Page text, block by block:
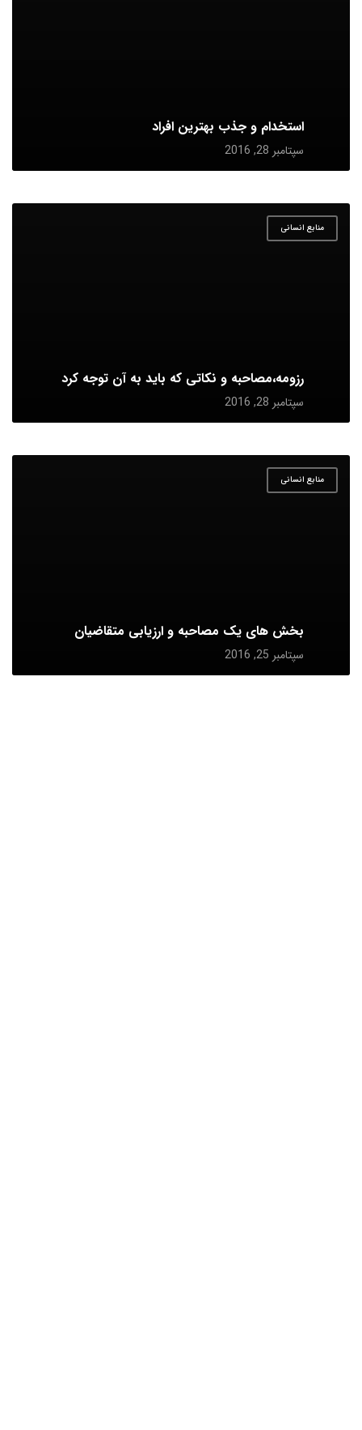
استخدام و جذب بهترین افراد
سپتامبر 28, 2016
منابع انسانی
رزومه،مصاحبه و نکاتی که باید به آن توجه کرد
سپتامبر 28, 2016
منابع انسانی
بخش های یک مصاحبه و ارزیابی متقاضیان
سپتامبر 25, 2016